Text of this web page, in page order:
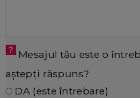
Mesajul tău este o
aștepți răspuns?
DA (este întrebare)